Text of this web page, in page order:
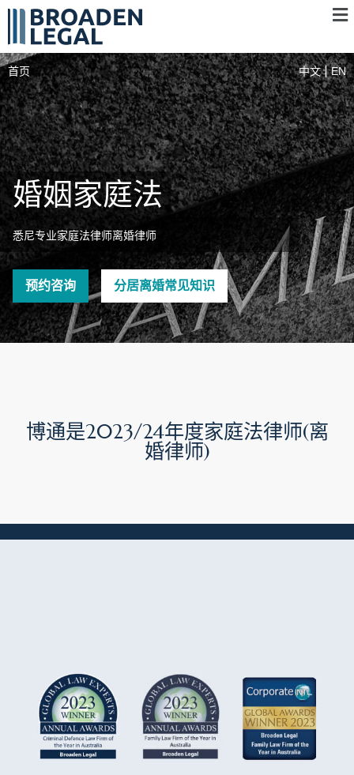
首页 中文 EN
婚姻家庭法
悉尼专业家庭法律师离婚律师
预约咨询 分居离婚常见知识
博通是2023/24年度家庭法律师(离
婚律师)